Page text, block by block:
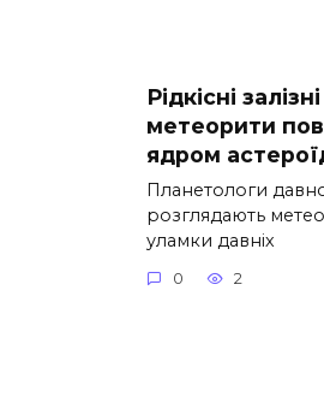
Рідкісні залізні
метеорити
ядром
Планетологи
розглядають
уламки давніх
0 2